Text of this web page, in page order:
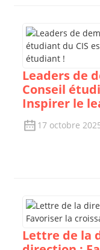
Leaders de
Conseil
Inspirer le
17 octobre
Lettre de la